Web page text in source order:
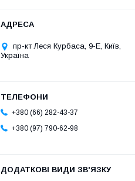
пр-кт Леся Курбаса, 9-Е, Київ,
Україна
+380 (66) 282-43-37
+380 (97) 790-62-98